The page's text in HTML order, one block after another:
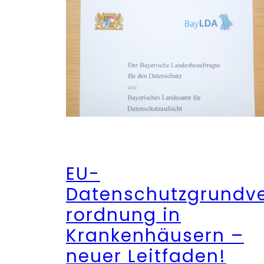
EU-
rordnung in
Krankenhäusern –
neuer Leitfaden!